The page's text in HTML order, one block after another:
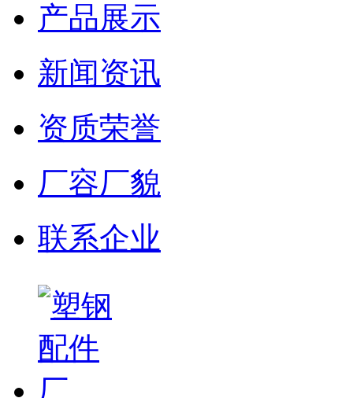
产品展示
新闻资讯
资质荣誉
厂容厂貌
联系企业